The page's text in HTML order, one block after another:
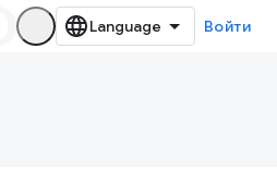
Войти